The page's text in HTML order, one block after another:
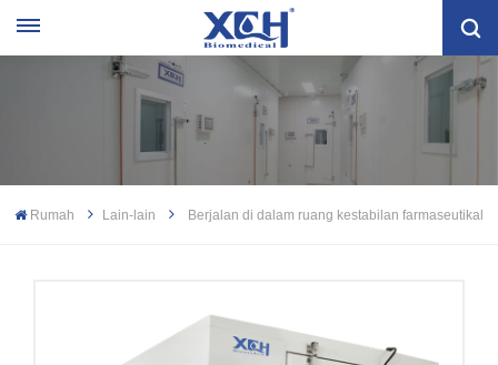
Rumah Lain-lain Berjalan di dalam ruang kestabilan farmaseutikal